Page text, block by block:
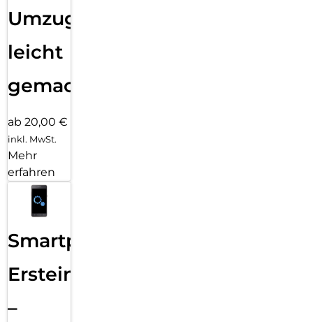
Umzug
leicht
gemacht!
ab 20,00 €
inkl. MwSt.
Mehr
erfahren
Smartphone
Ersteinrichtung
–